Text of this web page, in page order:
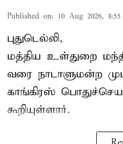
Published on: 10 Aug 2026,
புதுடெல்லி,
மத்திய உள்துறை
வரை நாடாளுமன்ற
காங்கிரஸ்
கூறியுள்ளார்.